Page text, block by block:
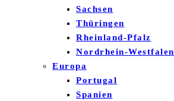
Sachsen
Thüringen
Rheinland-Pfalz
Nordrhein-Westfalen
Europa
Portugal
Spanien